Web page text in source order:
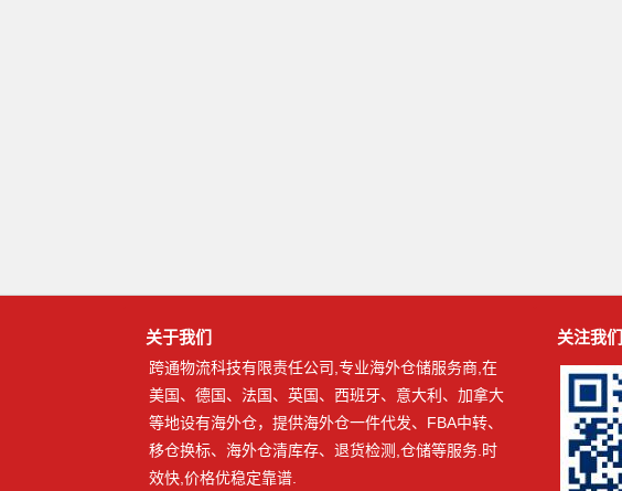
关于我们
跨通物流科技有限责任公司,专业海外仓储服务商,在
美国、德国、法国、英国、西班牙、意大利、加拿大
等地设有海外仓，提供海外仓一件代发、FBA中转、
移仓换标、海外仓清库存、退货检测,仓储等服务.时
效快,价格优稳定靠谱.
关注我们